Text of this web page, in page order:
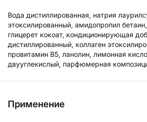
Вода дистиллированная, натрия
этоксилированный, амидопропил
глицерет кокоат, кондиционирующая
дистиллированный, коллаген
провитамин В5, ланолин, лимонная
двууглекислый, парфюмерная
Применение